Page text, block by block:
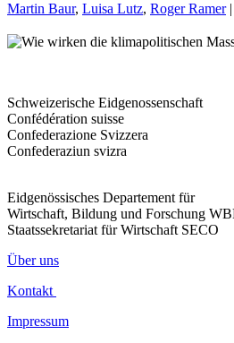
Martin Baur, Luisa Lutz, Roger Ramer|
Schweizerische Eidgenossenschaft
Confédération suisse
Confederazione Svizzera
Confederaziun svizra
Eidgenössisches Departement für
Wirtschaft, Bildung und Forschung
Staatssekretariat für Wirtschaft SECO
Über uns
Kontakt
Impressum